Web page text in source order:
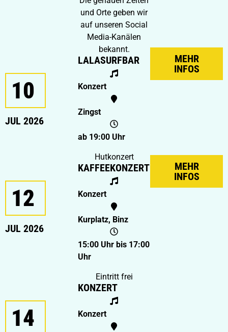
und Orte geben wir
auf unseren Social
Media-Kanälen
bekannt.
10
JUL 2026
LALASURFBAR
Konzert
Zingst
ab 19:00 Uhr
Hutkonzert
MEHR
INFOS
12
JUL 2026
KAFFEEKONZERT
Konzert
Kurplatz, Binz
15:00 Uhr bis 17:00
Uhr
Eintritt frei
MEHR
INFOS
14
KONZERT
Konzert